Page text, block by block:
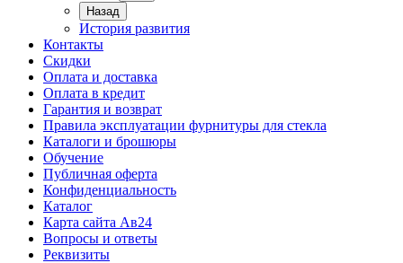
Назад
История развития
Контакты
Скидки
Оплата и доставка
Оплата в кредит
Гарантия и возврат
Правила эксплуатации фурнитуры для стекла
Каталоги и брошюры
Обучение
Публичная оферта
Конфиденциальность
Каталог
Карта сайта Ав24
Вопросы и ответы
Реквизиты